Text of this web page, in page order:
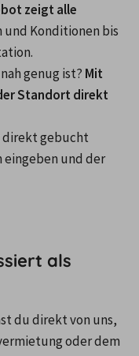
zeigt alle
und Konditionen bis
genug ist? Mit
Standort direkt
direkt gebucht
eingeben und der
als
du direkt von uns,
oder dem